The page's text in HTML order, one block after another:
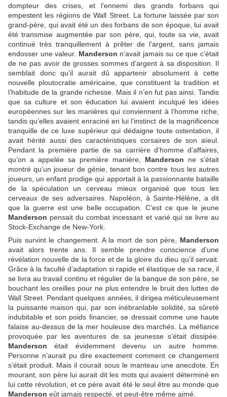
dompteur des crises, et l’ennemi des grands forbans qui
empestent les régions de Wall Street. La fortune laissée par son
grand-père, qui avait été un des forbans de son époque, lui avait
été transmise augmentée par son père, qui, toute sa vie, avait
continué très tranquillement à prêter de l’argent, sans jamais
endosser une valeur. Manderson n’avait jamais su ce que c’était
de ne pas avoir de grosses sommes d’argent à sa disposition. Il
semblait donc qu’il aurait dû appartenir absolument à cette
nouvelle ploutocratie américaine, que constituent la tradition et
l’habitude de la grande richesse. Mais il n’en fut pas ainsi. Tandis
que sa culture et son éducation lui avaient inculqué les idées
européennes sur les manières qui conviennent à l’homme riche,
tandis qu’elles avaient enraciné en lui l’instinct de la magnificence
tranquille de ce luxe supérieur qui dédaigne toute ostentation, il
avait hérité aussi des caractéristiques corsaires de son aïeul.
Pendant la première partie de sa carrière d’homme d’affaires,
qu’on a appelée sa première manière, Manderson ne s’était
montré qu’un joueur de génie, tenant bon contre tous les autres
joueurs, un enfant prodige qui apportait à la passionnante bataille
de la spéculation un cerveau mieux organisé que tous les
cerveaux de ses adversaires. Napoléon, à Sainte-Hélène, a dit
que la guerre est une belle occupation. C’est ce que le jeune
Manderson pensait du combat incessant et varié qui se livre au
Stock-Exchange de New-York.
Puis survint le changement. A la mort de son père, Manderson
avait alors trente ans. Il semble prendre conscience d’une
révélation nouvelle de la force et de la gloire du dieu qu’il servait.
Grâce à la faculté d’adaptation si rapide et élastique de sa race, il
se livra au travail continu et régulier de la banque de son père, se
bouchant les oreilles pour ne plus entendre le bruit des luttes de
Wall Street. Pendant quelques années, il dirigea méticuleusement
la puissante maison qui, par son inébranlable solidité, sa sûreté
indubitable et son poids financier, se dressait comme une haute
falaise au-dessus de la mer houleuse des marchés. La méfiance
provoquée par les aventures de sa jeunesse s’était dissipée.
Manderson était évidemment devenu un autre homme.
Personne n’aurait pu dire exactement comment ce changement
s’était produit. Mais il courait sous le manteau une anecdote. En
mourant, son père lui aurait dit les mots qui avaient déterminé en
lui cette révolution, et ce père avait été le seul être au monde que
Manderson eût jamais respecté, et peut-être même aimé.